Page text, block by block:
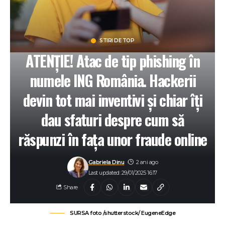
STIRI DE TOP
ATENȚIE! Atac de tip phishing în
numele ING România. Hackerii
devin tot mai inventivi și chiar îți
dau sfaturi despre cum să
răspunzi în fața unor fraude online
Last updated: 29/01/2025 16:17
Gabriela Dinu 2 ani ago
Share
SURSA foto /shutterstock/ EugeneEdge